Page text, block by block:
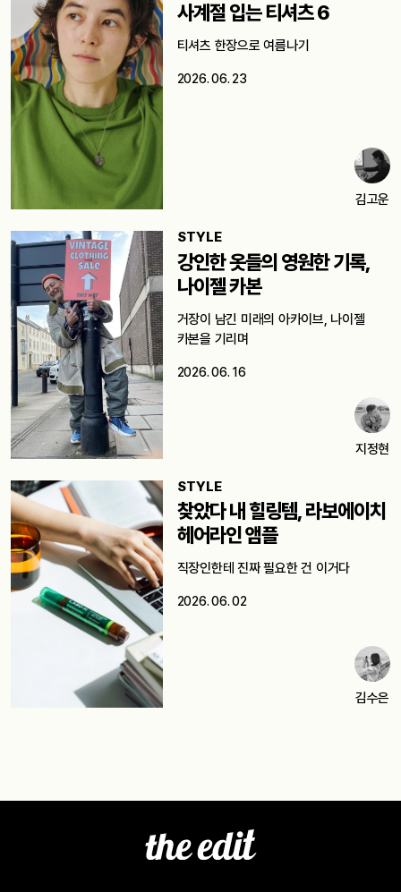
사계절 입는 티셔츠 6
티셔츠 한장으로 여름나기
2026. 06. 23
김고운
STYLE
강인한 옷들의 영원한 기록,
나이젤 카본
거장이 남긴 미래의 아카이브, 나이젤
카본을 기리며
2026. 06. 16
지정현
STYLE
찾았다 내 힐링템, 라보에이치
헤어라인 앰플
직장인한테 진짜 필요한 건 이거다
2026. 06. 02
김수은